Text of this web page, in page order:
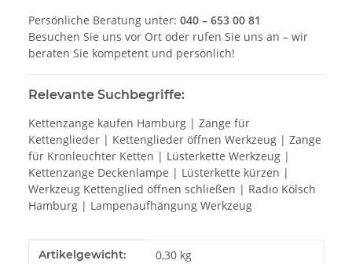
Persönliche Beratung unter: 040 – 653 00 81
Besuchen Sie uns vor Ort oder rufen Sie uns an – wir
beraten Sie kompetent und persönlich!
Relevante Suchbegriffe:
Kettenzange kaufen Hamburg | Zange für
Kettenglieder | Kettenglieder öffnen Werkzeug | Zange
für Kronleuchter Ketten | Lüsterkette Werkzeug |
Kettenzange Deckenlampe | Lüsterkette kürzen |
Werkzeug Kettenglied öffnen schließen | Radio Kölsch
Hamburg | Lampenaufhängung Werkzeug
Produkteigenschaft
Wert
Artikelgewicht: 0,30 kg